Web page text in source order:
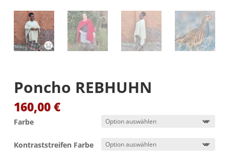
Poncho REBHUHN
160,00€
Farbe
Kontraststreifen Farbe